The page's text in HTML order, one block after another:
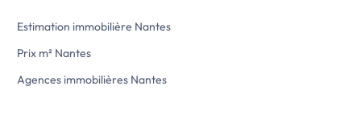
Estimation immobilière Nantes
Prix m² Nantes
Agences immobilières Nantes